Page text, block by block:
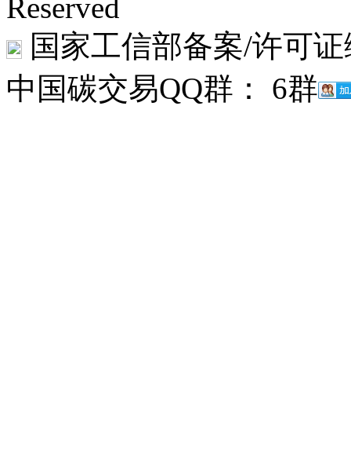
Reserved
国家工信部备案/许可
中国碳交易QQ群： 6群